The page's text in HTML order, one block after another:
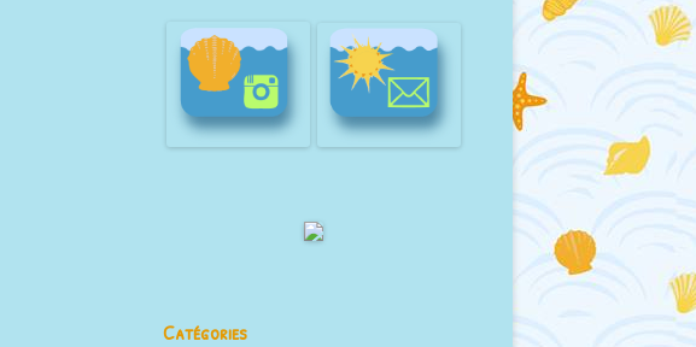
Catégories